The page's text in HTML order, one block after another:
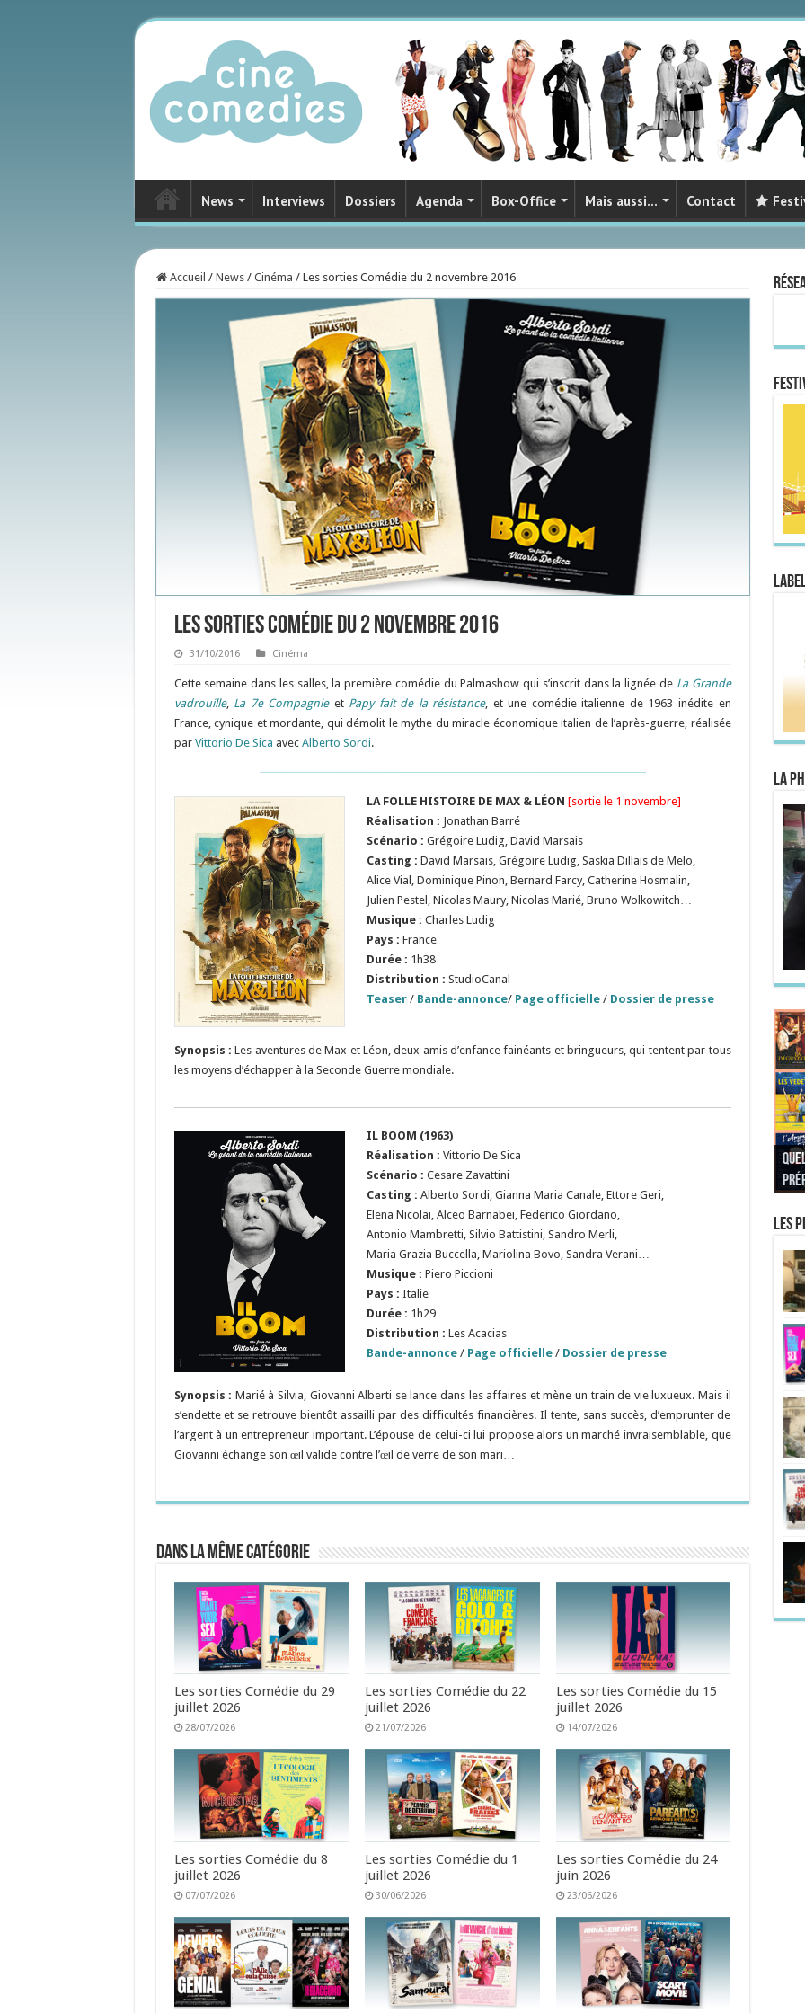
News Interviews Dossiers Agenda Box-Office Mais aussi… Contact
Accueil / News / Cinéma / Les sorties Comédie du 2 novembre 2016
Les sorties Comédie du 2 novembre 2016
31/10/2016 Cinéma
Cette semaine dans les salles, la première comédie du Palmashow qui s’inscrit dans la lignée de La Grande
vadrouille, La 7e Compagnieet Papy fait de la résistance, et une comédie italienne de 1963 inédite en
France, cynique et mordante, qui démolit le mythe du miracle économique italien de l’après-guerre, réalisée
par Vittorio De Sica avec Alberto Sordi.
LA FOLLE HISTOIRE DE MAX & LÉON [sortie le 1 novembre]
Réalisation : Jonathan Barré
Scénario : Grégoire Ludig, David Marsais
Casting : David Marsais, Grégoire Ludig, Saskia Dillais de Melo,
Alice Vial, Dominique Pinon, Bernard Farcy, Catherine Hosmalin,
Julien Pestel, Nicolas Maury, Nicolas Marié, Bruno Wolkowitch…
Musique : Charles Ludig
Pays : France
Durée : 1h38
Distribution : StudioCanal
Teaser / Bande-annonce/ Page officielle / Dossier de presse
Synopsis :Les aventures de Max et Léon, deux amis d’enfance fainéants et bringueurs, qui tentent par tous
les moyens d’échapper à la Seconde Guerre mondiale.
IL BOOM (1963)
Réalisation :Vittorio De Sica
Scénario : Cesare Zavattini
Casting :Alberto Sordi, Gianna Maria Canale, Ettore Geri,
Elena Nicolai, Alceo Barnabei, Federico Giordano,
Antonio Mambretti, Silvio Battistini, Sandro Merli,
Maria Grazia Buccella, Mariolina Bovo, Sandra Verani…
Musique : Piero Piccioni
Pays : Italie
Durée : 1h29
Distribution : Les Acacias
Bande-annonce / Page officielle / Dossier de presse
Synopsis : Marié à Silvia, Giovanni Alberti se lance dans les affaires et mène un train de vie luxueux. Mais il
s’endette et se retrouve bientôt assailli par des difficultés financières. Il tente, sans succès, d’emprunter de
l’argent à un entrepreneur important. L’épouse de celui-ci lui propose alors un marché invraisemblable, que
Giovanni échange son œil valide contre l’œil de verre de son mari…
Dans la même catégorie
Les sorties Comédie du 29
juillet 2026
28/07/2026
Les sorties Comédie du 22
juillet 2026
21/07/2026
Les sorties Comédie du 15
juillet 2026
14/07/2026
Les sorties Comédie du 8
juillet 2026
07/07/2026
Les sorties Comédie du 1
juillet 2026
30/06/2026
Les sorties Comédie du 24
juin 2026
23/06/2026
La
Les